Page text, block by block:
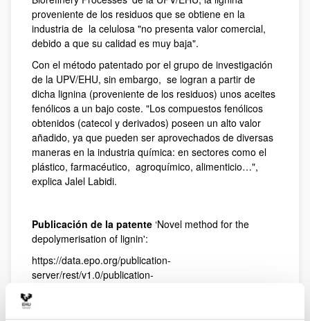
proveniente de los residuos que se obtiene en la
industria de la celulosa "no presenta valor comercial,
debido a que su calidad es muy baja".
Con el método patentado por el grupo de investigación
de la UPV/EHU, sin embargo, se logran a partir de
dicha lignina (proveniente de los residuos) unos aceites
fenólicos a un bajo coste. "Los compuestos fenólicos
obtenidos (catecol y derivados) poseen un alto valor
añadido, ya que pueden ser aprovechados de diversas
maneras en la industria química: en sectores como el
plástico, farmacéutico, agroquímico, alimenticio…",
explica Jalel Labidi.
Publicación de la patente ‘Novel method for the
depolymerisation of lignin':
https://data.epo.org/publication-
server/rest/v1.0/publication-